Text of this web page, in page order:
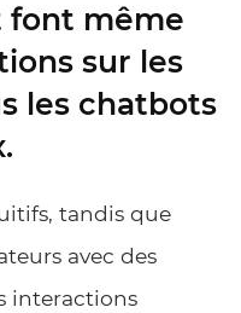
font même
sur les
les chatbots
tandis que
avec des
interactions